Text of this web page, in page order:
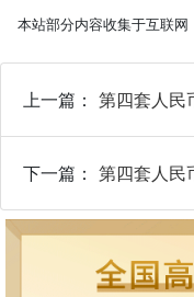
本站部分内容收集于互联网
上一篇： 第四套人民
下一篇： 第四套人民